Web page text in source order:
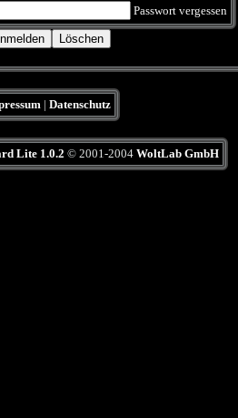
Passwort vergessen
| Datenschutz
Lite 1.0.2 © 2001-2004 WoltLab GmbH